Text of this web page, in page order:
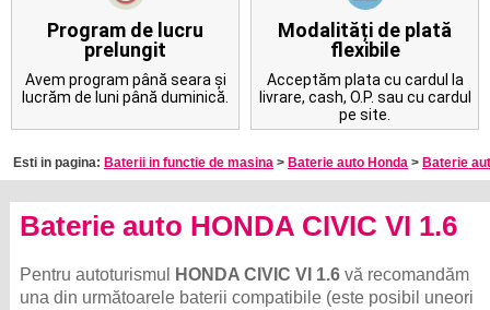
Program de lucru
prelungit
Avem program până seara și
lucrăm de luni până duminică.
Modalități de plată
flexibile
Acceptăm plata cu cardul la
livrare, cash, O.P. sau cu cardul
pe site.
Esti in pagina: Baterii in functie de masina > Baterie auto Honda > Baterie
Baterie auto HONDA CIVIC VI 1.6
Pentru autoturismul HONDA CIVIC VI 1.6 vă recomandăm
una din următoarele baterii compatibile (este posibil uneori